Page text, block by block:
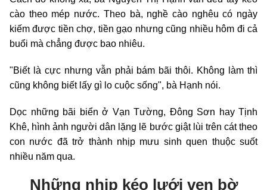
cào theo mép nước. Theo bà, nghề cào nghêu có ngày
kiếm được tiền chợ, tiền gạo nhưng cũng nhiều hôm đi cả
buổi mà chẳng được bao nhiêu.
"Biết là cực nhưng vẫn phải bám bãi thôi. Không làm thì
cũng không biết lấy gì lo cuộc sống", bà Hạnh nói.
Dọc những bãi biển ở Vạn Tường, Đông Sơn hay Tịnh
Khê, hình ảnh người dân lặng lẽ bước giật lùi trên cát theo
con nước đã trở thành nhịp mưu sinh quen thuộc suốt
nhiều năm qua.
Những nhịp kéo lưới ven bờ